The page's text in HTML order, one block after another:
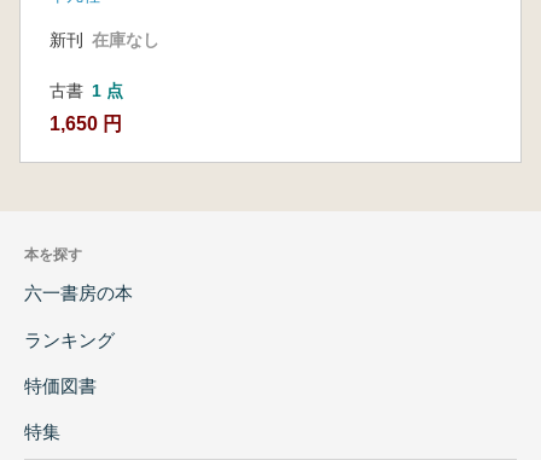
新刊 在庫なし
古書 1 点
1,650 円
本を探す
六一書房の本
ランキング
特価図書
特集